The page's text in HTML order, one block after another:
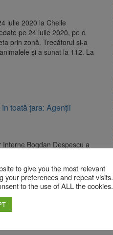
iulie 2020 la Cheile
pe 24 iulie 2020, pe o
prin zonă. Trecătorul și-a
și a sunat la 112. La
toată țara: Agenții
Bogdan Despescu a
de control cu efective
aglomerate ca centre
respectarea măsurilor
specială va fi acordată
to give you the most relevant
your preferences and repeat visits.
to the use of ALL the cookies.